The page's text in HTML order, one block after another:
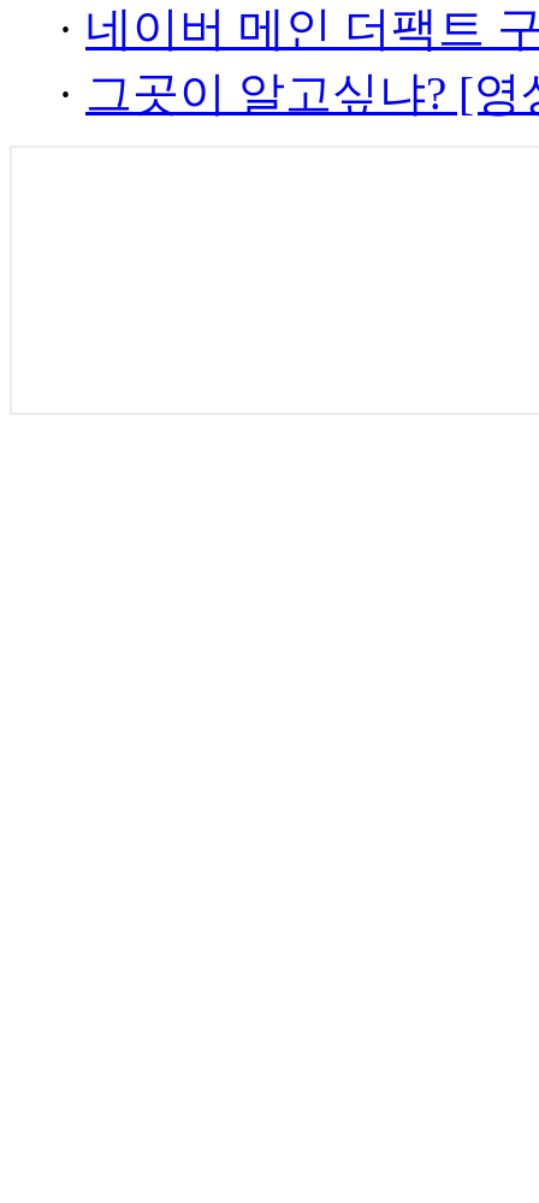
· 네이버 메인 더팩트
· 그곳이 알고싶냐? [